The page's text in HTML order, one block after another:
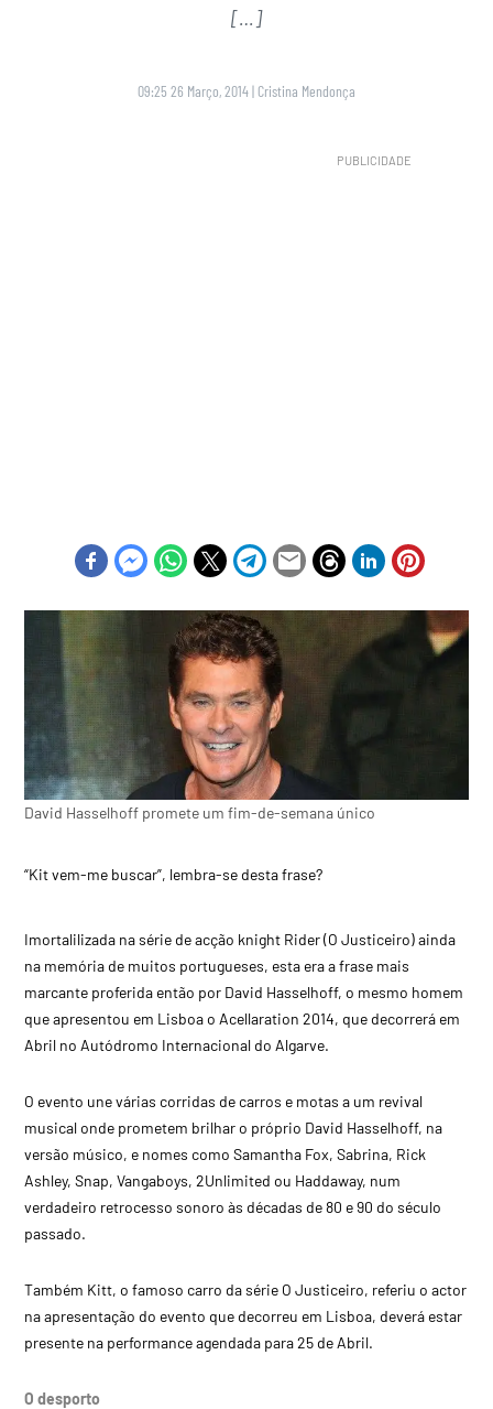
[…]
09:25 26 Março, 2014| Cristina Mendonça
David Hasselhoff promete um fim-de-semana único
“Kit vem-me buscar”, lembra-se desta frase?
Imortalilizada na série de acção knight Rider (O Justiceiro) ainda
na memória de muitos portugueses, esta era a frase mais
marcante proferida então por David Hasselhoff, o mesmo homem
que apresentou em Lisboa o Acellaration 2014, que decorrerá em
Abril no Autódromo Internacional do Algarve.
O evento une várias corridas de carros e motas a um revival
musical onde prometem brilhar o próprio David Hasselhoff, na
versão músico, e nomes como Samantha Fox, Sabrina, Rick
Ashley, Snap, Vangaboys, 2Unlimited ou Haddaway, num
verdadeiro retrocesso sonoro às décadas de 80 e 90 do século
passado.
Também Kitt, o famoso carro da série O Justiceiro, referiu o actor
na apresentação do evento que decorreu em Lisboa, deverá estar
presente na performance agendada para 25 de Abril.
O desporto